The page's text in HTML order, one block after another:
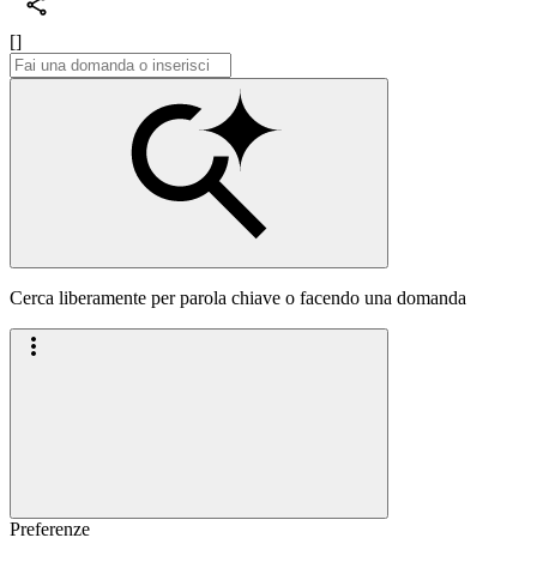
[]
Cerca liberamente per parola chiave o facendo una domanda
Preferenze